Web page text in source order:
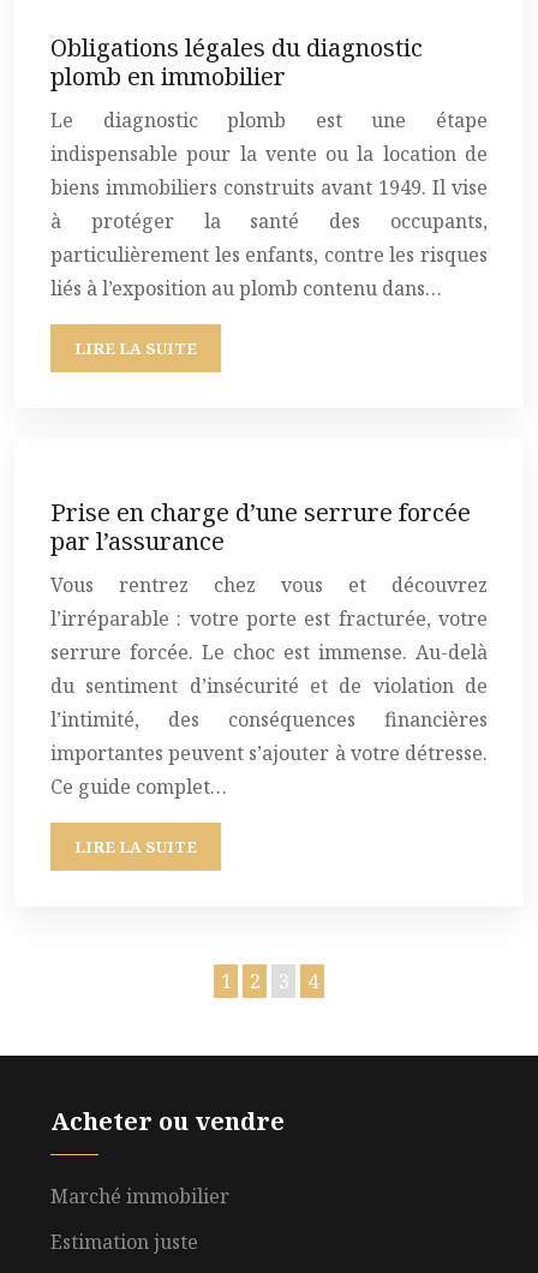
Obligations légales du diagnostic
plomb en immobilier
Le diagnostic plomb est une étape
indispensable pour la vente ou la location de
biens immobiliers construits avant 1949. Il vise
à protéger la santé des occupants,
particulièrement les enfants, contre les risques
liés à l’exposition au plomb contenu dans…
LIRE LA SUITE
Prise en charge d’une serrure forcée
par l’assurance
Vous rentrez chez vous et découvrez
l’irréparable : votre porte est fracturée, votre
serrure forcée. Le choc est immense. Au-delà
du sentiment d’insécurité et de violation de
l’intimité, des conséquences financières
importantes peuvent s’ajouter à votre détresse.
Ce guide complet…
LIRE LA SUITE
1 2 3 4
Acheter ou vendre
Marché immobilier
Estimation juste